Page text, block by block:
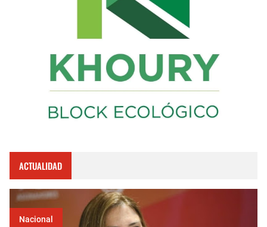
ACTUALIDAD
Nacional